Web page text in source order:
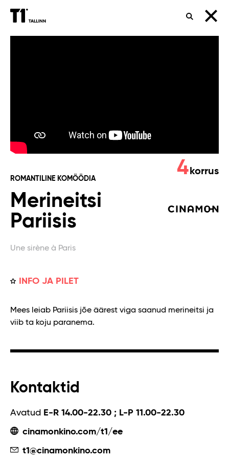
OTSING
ROMANTILINE KOMÖÖDIA
Merineitsi
Pariisis
Une sirène à Paris
INFO JA PILET
4 korrus
Mees leiab Pariisis jõe äärest viga saanud merineitsi ja
viib ta koju paranema.
Kontaktid
Avatud E-R 14.00-22.30 ; L-P 11.00-22.30
cinamonkino.com/t1/ee
t1@cinamonkino.com